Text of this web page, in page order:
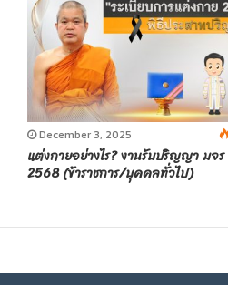
December 3, 2025
แต่งกายอย่างไร? งานรับปริญญา มจร
2568 (ข้าราชการ/บุคคลทั่วไป)